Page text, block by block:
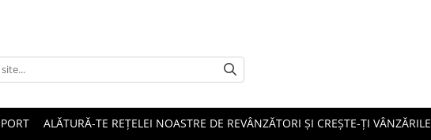
ALĂTURĂ-TE REȚELEI NOASTRE DE REVÂNZĂTORI ȘI CREȘTE-ȚI VÂNZĂRILE